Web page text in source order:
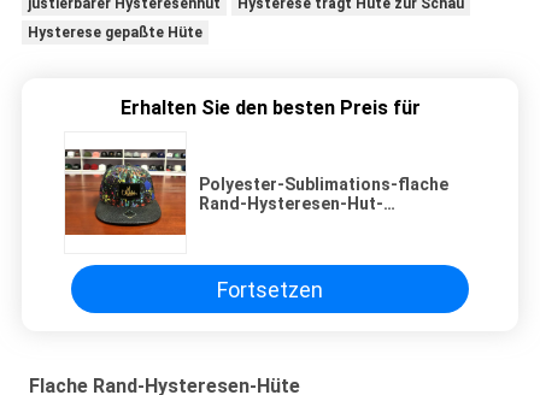
justierbarer Hysteresenhut
Hysterese trägt Hüte zur Schau
Hysterese gepaßte Hüte
Erhalten Sie den besten Preis für
Polyester-Sublimations-flache
Rand-Hysteresen-Hut-
Fortsetzen
Flache Rand-Hysteresen-Hüte